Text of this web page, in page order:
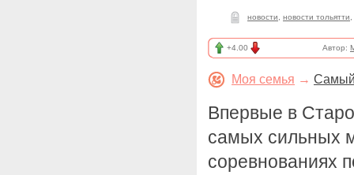
новости новости тольятти
+4.00 Автор:
Моя семья → Самый
Впервые в
самых сильных
соревнованиях